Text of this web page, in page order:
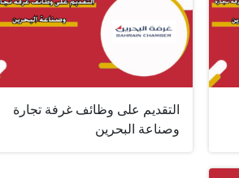
التقديم على وظائف غرفة تجارة
وصناعة البحرين